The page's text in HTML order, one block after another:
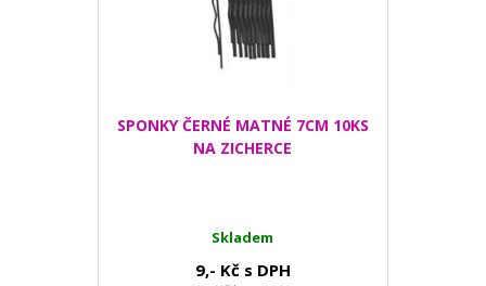
SPONKY ČERNÉ MATNÉ 7CM 10KS
NA ZICHERCE
Skladem
9,- Kč s DPH